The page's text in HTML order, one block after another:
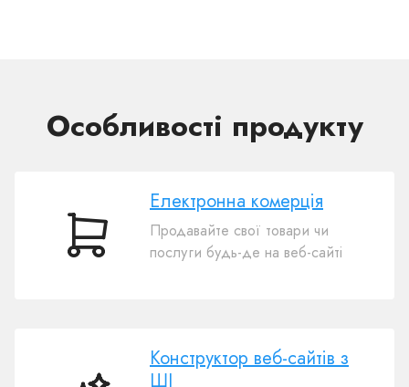
Особливості продукту
Електронна
Електронна комерція
Продавайте свої товари чи
послуги будь-де на веб-сайті
Конструктор веб-сайтів з
ШІ